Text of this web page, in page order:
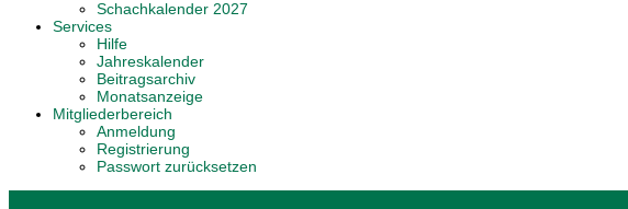
Schachkalender 2027
Services
Hilfe
Jahreskalender
Beitragsarchiv
Monatsanzeige
Mitgliederbereich
Anmeldung
Registrierung
Passwort zurücksetzen